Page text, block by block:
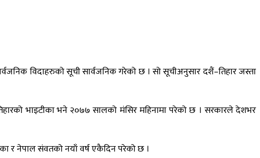
विदाहरुको सूची सार्वजनिक गरेको छ । सो सूचीअनुसार दशैं–तिहार जस्ता
भाइटीका भने २०७७ सालको मंसिर महिनामा परेको छ । सरकारले देशभर
र नेपाल संवतको नयाँ वर्ष एकैदिन परेको छ ।